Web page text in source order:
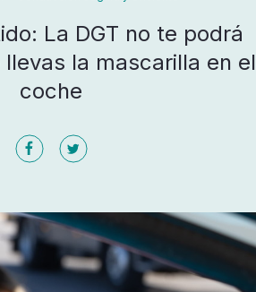
La DGT no te podrá
la mascarilla en el
coche